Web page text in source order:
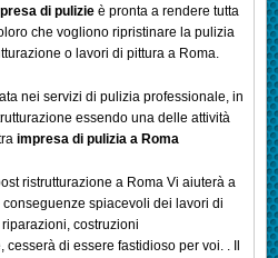
di pulizie è pronta a rendere tutta
che vogliono ripristinare la pulizia
o lavori di pittura a Roma.
nei servizi di pulizia professionale, in
essendo una delle attività
impresa di pulizia a Roma
ristrutturazione a Roma Vi aiuterà a
spiacevoli dei lavori di
costruzioni
cesserà di essere fastidioso per voi. . Il